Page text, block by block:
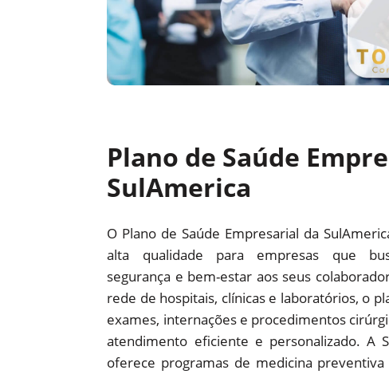
Plano de Saúde
SulAmerica
O Plano de Saúde Empresarial da
alta qualidade para empresas que
segurança e bem-estar aos seus
rede de hospitais, clínicas e laboratórios, o
exames, internações e procedimentos
atendimento eficiente e personalizado. A
oferece programas de medicina